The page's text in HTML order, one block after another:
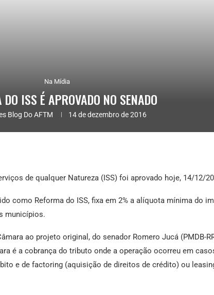
Na Mídia
DO ISS É APROVADO NO SENADO
Blog Do AFTM 14 de dezembro de 2016
de qualquer Natureza (ISS) foi aprovado hoje, 14/12/
como Reforma do ISS, fixa em 2% a alíquota mínima do
municípios.
ao projeto original, do senador Romero Jucá (PMDB-
é a cobrança do tributo onde a operação ocorreu em
e de factoring (aquisição de direitos de crédito) ou